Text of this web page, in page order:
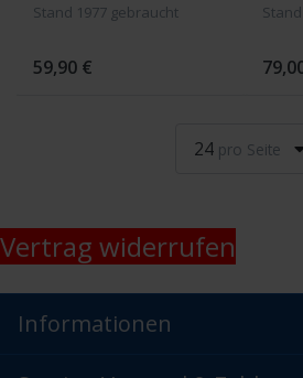
Stand 1977 gebraucht
59,90 €
24 pro Seite
Vertrag widerrufen
Informationen